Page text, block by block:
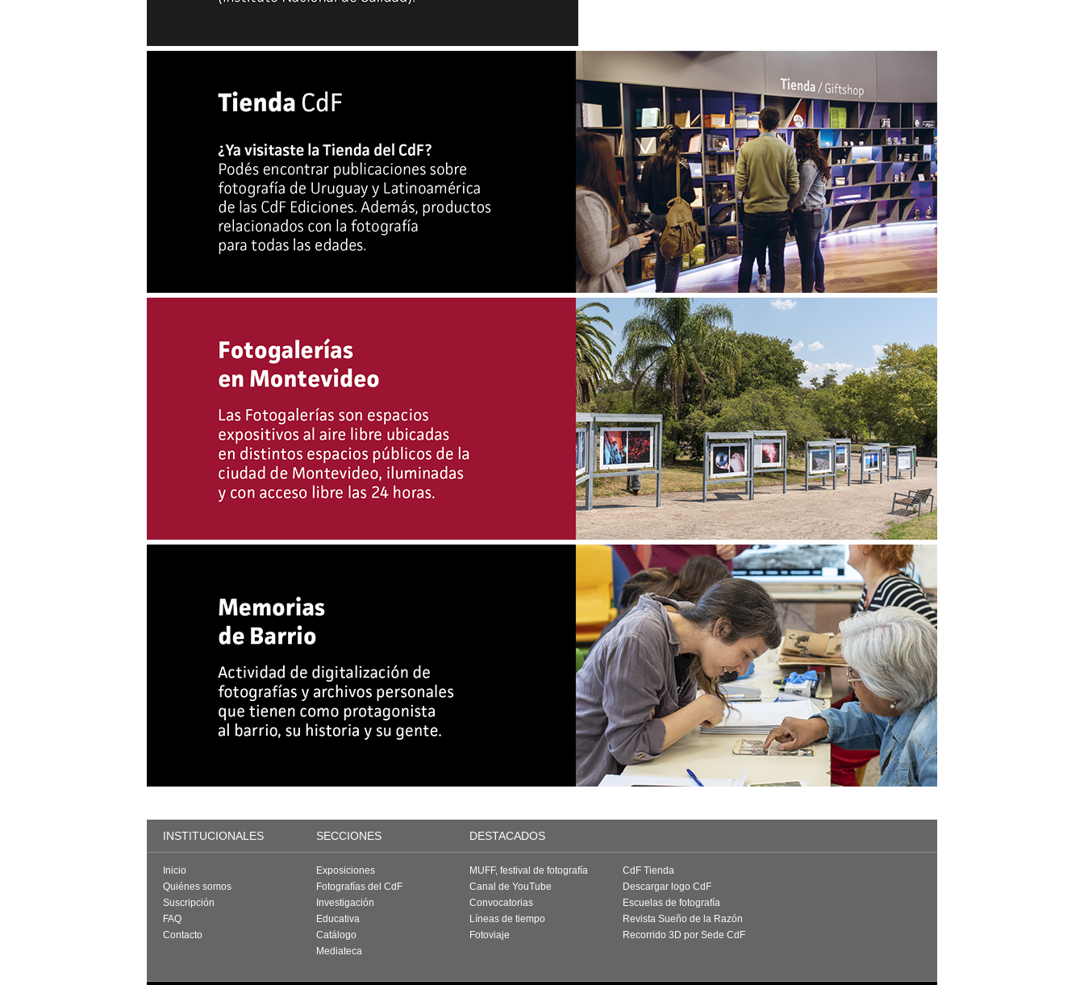
INSTITUCIONALES SECCIONES DESTACADOS
Inicio
Quiénes somos
Suscripción
FAQ
Contacto
Exposiciones
Fotografías del CdF
Investigación
Educativa
Catálogo
Mediateca
MUFF, festival de fotografía
Canal de YouTube
Convocatorias
Líneas de tiempo
Fotoviaje
CdF Tienda
Descargar logo CdF
Escuelas de fotografía
Revista Sueño de la Razón
Recorrido 3D por Sede CdF